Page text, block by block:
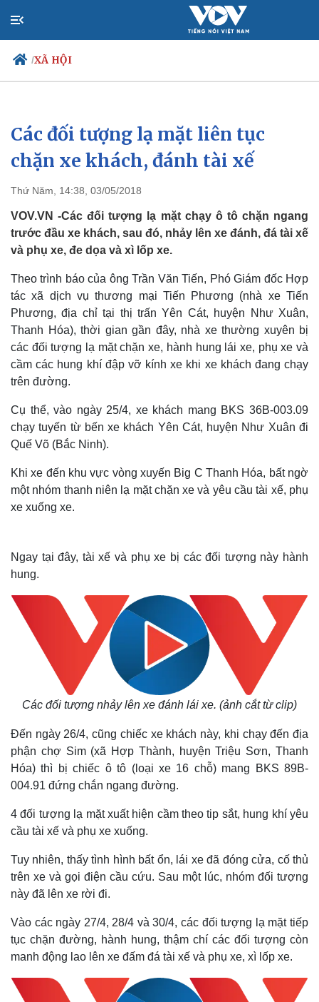
/XÃ HỘI
Chính trị
Đảng
Tổ chức nhân sự
Nhận diện sự thật
Xã hội
Tin 24h
Dự báo thời tiết
Việc làm
Biển đảo
Các đối tượng lạ mặt liên tục
chặn xe khách, đánh tài xế
Thứ Năm, 14:38, 03/05/2018
VOV.VN -Các đối tượng lạ mặt chạy ô tô chặn ngang
trước đầu xe khách, sau đó, nhảy lên xe đánh, đá tài xế
và phụ xe, đe dọa và xì lốp xe.
Theo trình báo của ông Trần Văn Tiến, Phó Giám đốc Hợp
tác xã dịch vụ thương mại Tiến Phương (nhà xe Tiến
Phương, địa chỉ tại thị trấn Yên Cát, huyện Như Xuân,
Thanh Hóa), thời gian gần đây, nhà xe thường xuyên bị
các đối tượng lạ mặt chặn xe, hành hung lái xe, phụ xe và
cầm các hung khí đập vỡ kính xe khi xe khách đang chạy
trên đường.
Cụ thể, vào ngày 25/4, xe khách mang BKS 36B-003.09
chạy tuyến từ bến xe khách Yên Cát, huyện Như Xuân đi
Quế Võ (Bắc Ninh).
Khi xe đến khu vực vòng xuyến Big C Thanh Hóa, bất ngờ
một nhóm thanh niên lạ mặt chặn xe và yêu cầu tài xế, phụ
xe xuống xe.
Ngay tại đây, tài xế và phụ xe bị các đối tượng này hành
hung.
Các đối tượng nhảy lên xe đánh lái xe. (ảnh cắt từ clip)
Đến ngày 26/4, cũng chiếc xe khách này, khi chạy đến địa
phận chợ Sim (xã Hợp Thành, huyện Triệu Sơn, Thanh
Hóa) thì bị chiếc ô tô (loại xe 16 chỗ) mang BKS 89B-
004.91 đứng chắn ngang đường.
4 đối tượng lạ mặt xuất hiện cầm theo tip sắt, hung khí yêu
cầu tài xế và phụ xe xuống.
Tuy nhiên, thấy tình hình bất ổn, lái xe đã đóng cửa, cố thủ
trên xe và gọi điện cầu cứu. Sau một lúc, nhóm đối tượng
này đã lên xe rời đi.
Vào các ngày 27/4, 28/4 và 30/4, các đối tượng lạ mặt tiếp
tục chặn đường, hành hung, thậm chí các đối tượng còn
manh động lao lên xe đấm đá tài xế và phụ xe, xì lốp xe.